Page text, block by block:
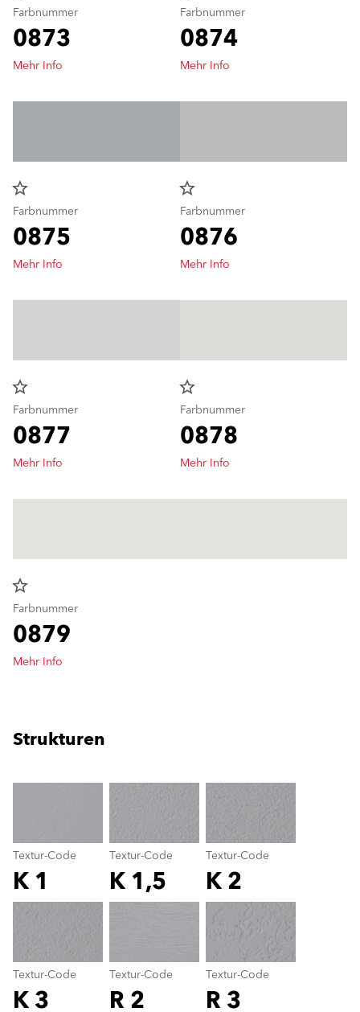
Farbnummer
0873
Mehr Info
Farbnummer
0874
Mehr Info
star_border
Farbnummer
0875
Mehr Info
star_border
Farbnummer
0876
Mehr Info
star_border
Farbnummer
0877
Mehr Info
star_border
Farbnummer
0878
Mehr Info
star_border
Farbnummer
0879
Mehr Info
Strukturen
Textur-Code
K 1
Textur-Code
K 1,5
Textur-Code
K 2
Textur-Code
K 3
Textur-Code
R 2
Textur-Code
R 3
Textur-Code
color_name